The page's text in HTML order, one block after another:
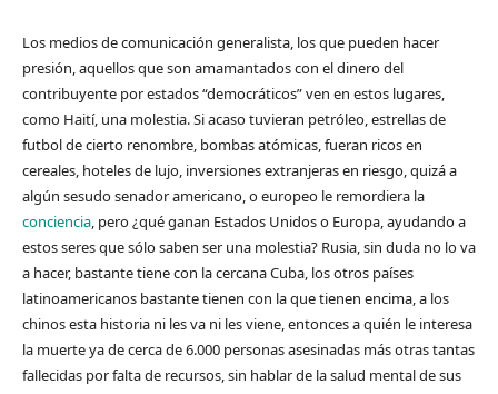
Los medios de comunicación generalista, los que pueden hacer
presión, aquellos que son amamantados con el dinero del
contribuyente por estados “democráticos” ven en estos lugares,
como Haití, una molestia. Si acaso tuvieran petróleo, estrellas de
futbol de cierto renombre, bombas atómicas, fueran ricos en
cereales, hoteles de lujo, inversiones extranjeras en riesgo, quizá a
algún sesudo senador americano, o europeo le remordiera la
conciencia, pero ¿qué ganan Estados Unidos o Europa, ayudando a
estos seres que sólo saben ser una molestia? Rusia, sin duda no lo va
a hacer, bastante tiene con la cercana Cuba, los otros países
latinoamericanos bastante tienen con la que tienen encima, a los
chinos esta historia ni les va ni les viene, entonces a quién le interesa
la muerte ya de cerca de 6.000 personas asesinadas más otras tantas
fallecidas por falta de recursos, sin hablar de la salud mental de sus